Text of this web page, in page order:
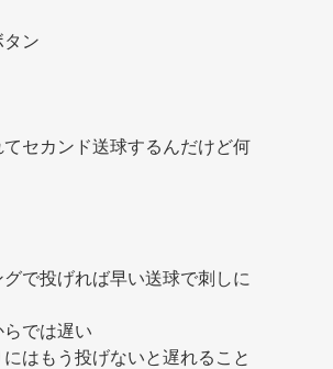
タン
セカンド送球するんだけど何
で投げれば早い送球で刺しに
では遅い
はもう投げないと遅れること